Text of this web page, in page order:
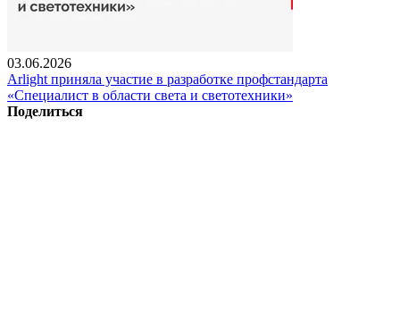
03.06.2026
Arlight приняла участие в разработке профстандарта
«Специалист в области света и светотехники»
Поделиться